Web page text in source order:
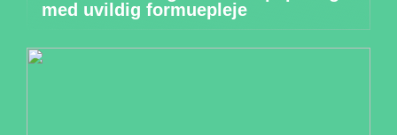
med uvildig formuepleje